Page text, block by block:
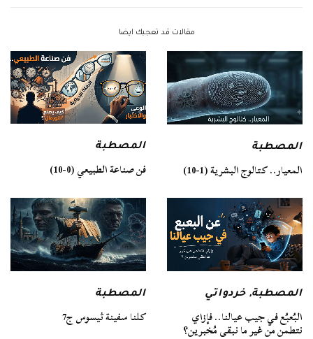
مقالات قد تعجبك ايضا
المصطبة
المعيار.. كتالوج البشرية (1-10)
المصطبة
فن صناعة الطبيعي (0-10)
المصطبة,خردواتي
البُعبُع في جيب عيالنا.. فإزاي
نتطمن من غير ما نبقى مُخبرين؟
المصطبة
كلنا سفينة ثيسوس ج7